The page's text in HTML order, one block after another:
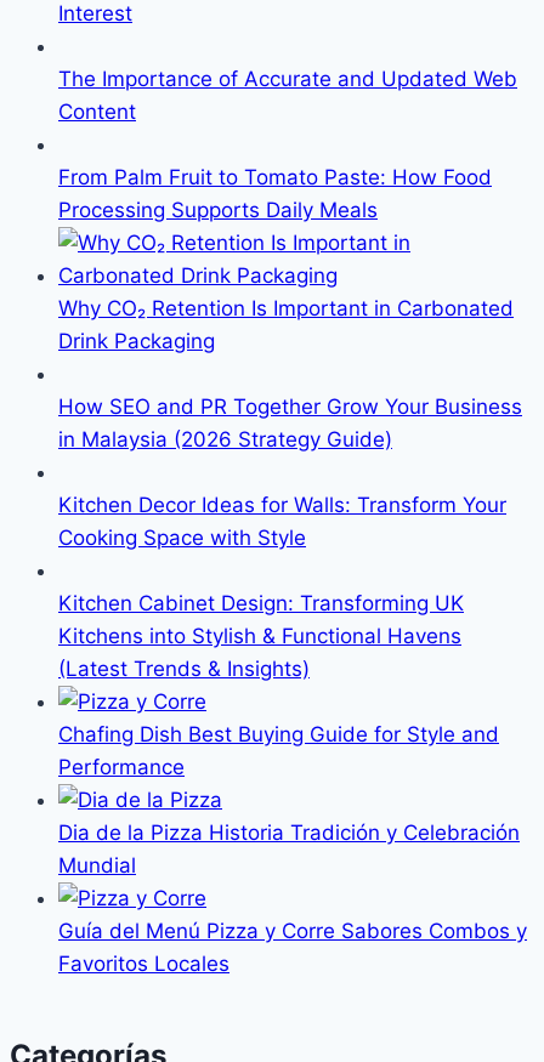
Interest
The Importance of Accurate and Updated Web
Content
From Palm Fruit to Tomato Paste: How Food
Processing Supports Daily Meals
Why CO₂ Retention Is Important in Carbonated
Drink Packaging
How SEO and PR Together Grow Your Business
in Malaysia (2026 Strategy Guide)
Kitchen Decor Ideas for Walls: Transform Your
Cooking Space with Style
Kitchen Cabinet Design: Transforming UK
Kitchens into Stylish & Functional Havens
(Latest Trends & Insights)
Chafing Dish Best Buying Guide for Style and
Performance
Dia de la Pizza Historia Tradición y Celebración
Mundial
Guía del Menú Pizza y Corre Sabores Combos y
Favoritos Locales